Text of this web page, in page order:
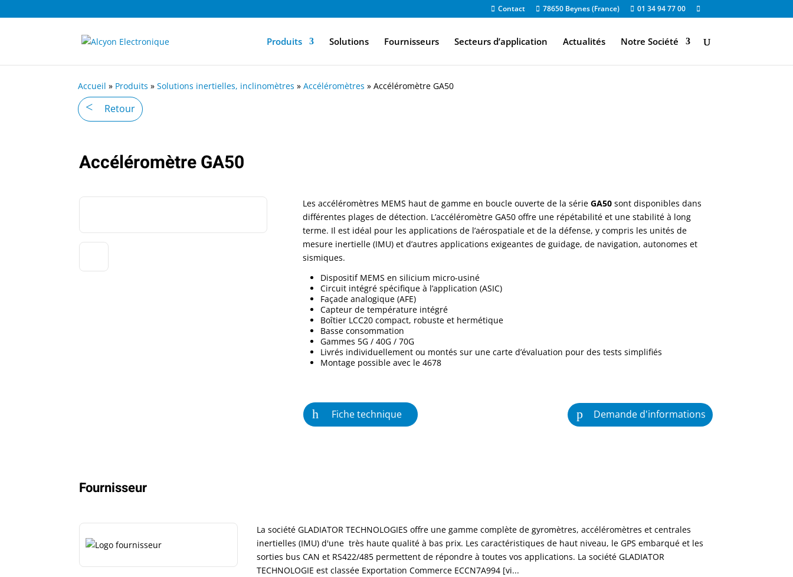
Contact 78650 Beynes (France) 01 34 94 77 00
Produits Solutions Fournisseurs Secteurs d’application Actualités Notre Société
Accueil » Produits » Solutions inertielles, inclinomètres » Accéléromètres » Accéléromètre GA50
Retour
Accéléromètre GA50
Les accéléromètres MEMS haut de gamme en boucle ouverte de la série GA50 sont disponibles dans
différentes plages de détection. L’accéléromètre GA50 offre une répétabilité et une stabilité à long
terme. Il est idéal pour les applications de l’aérospatiale et de la défense, y compris les unités de
mesure inertielle (IMU) et d’autres applications exigeantes de guidage, de navigation, autonomes et
sismiques.
Dispositif MEMS en silicium micro-usiné
Circuit intégré spécifique à l’application (ASIC)
Façade analogique (AFE)
Capteur de température intégré
Boîtier LCC20 compact, robuste et hermétique
Basse consommation
Gammes 5G / 40G / 70G
Livrés individuellement ou montés sur une carte d’évaluation pour des tests simplifiés
Montage possible avec le 4678
Fiche technique Demande d'informations
Fournisseur
La société GLADIATOR TECHNOLOGIES offre une gamme complète de gyromètres, accéléromètres et centrales
inertielles (IMU) d'une très haute qualité à bas prix. Les caractéristiques de haut niveau, le GPS embarqué et les
sorties bus CAN et RS422/485 permettent de répondre à toutes vos applications. La société GLADIATOR
TECHNOLOGIE est classée Exportation Commerce ECCN7A994 [vi...